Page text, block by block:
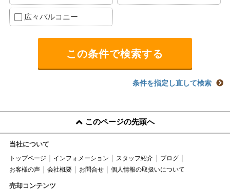
広々バルコニー
条件を指定し直して検索
このページの先頭へ
当社について
トップページ インフォメーション スタッフ紹介
ブログ
お客様の声
会社概要 お問合せ 個人情報の取扱いについて
売却コンテンツ